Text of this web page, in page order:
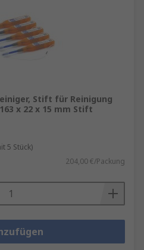
Stift für Reinigung
x 22 x 15 mm Stift
5 Stück)
204,00 €/Packung